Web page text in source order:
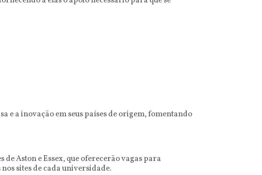
e a inovação em seus países de origem, fomentando
Aston e Essex, que oferecerão vagas para
sites de cada universidade.